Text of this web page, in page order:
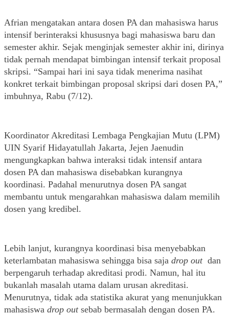
Afrian mengatakan antara dosen PA dan mahasiswa harus
intensif berinteraksi khususnya bagi mahasiswa baru dan
semester akhir. Sejak menginjak semester akhir ini, dirinya
tidak pernah mendapat bimbingan intensif terkait proposal
skripsi. “Sampai hari ini saya tidak menerima nasihat
konkret terkait bimbingan proposal skripsi dari dosen PA,”
imbuhnya, Rabu (7/12).
Koordinator Akreditasi Lembaga Pengkajian Mutu (LPM)
UIN Syarif Hidayatullah Jakarta, Jejen Jaenudin
mengungkapkan bahwa interaksi tidak intensif antara
dosen PA dan mahasiswa disebabkan kurangnya
koordinasi. Padahal menurutnya dosen PA sangat
membantu untuk mengarahkan mahasiswa dalam memilih
dosen yang kredibel.
Lebih lanjut, kurangnya koordinasi bisa menyebabkan
keterlambatan mahasiswa sehingga bisa saja drop out dan
berpengaruh terhadap akreditasi prodi. Namun, hal itu
bukanlah masalah utama dalam urusan akreditasi.
Menurutnya, tidak ada statistika akurat yang menunjukkan
mahasiswa drop out sebab bermasalah dengan dosen PA.